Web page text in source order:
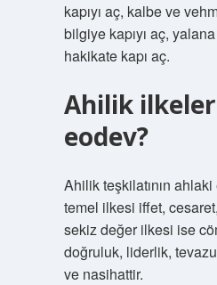
kapıyı aç, kalbe ve
bilgiye kapıyı aç,
hakikate kapı aç.
Ahilik
eodev?
Ahilik teşkilatının
temel ilkesi iffet,
sekiz değer ilkesi ise
doğruluk, liderlik,
ve nasihattir.